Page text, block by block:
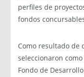
perfiles de
fondos
Como resultado de
seleccionaron
Fondo de